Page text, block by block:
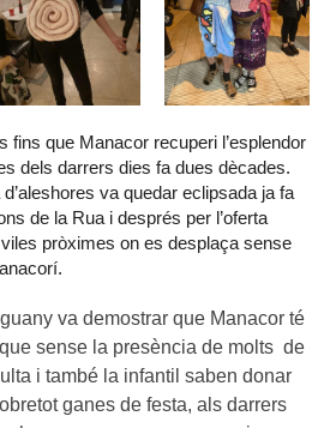
fins que Manacor recuperi l’esplendor
dels darrers dies fa dues dècades.
d’aleshores va quedar eclipsada ja fa
de la Rua i després per l’oferta
viles pròximes on es desplaça sense
va demostrar que Manacor té
sense la presència de molts de
i també la infantil saben donar
ganes de festa, als darrers